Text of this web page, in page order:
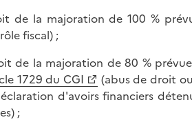
de la majoration de 100 %
fiscal) ;
de la majoration de 80 %
1729 du CGI
(abus de droit
d'avoirs financiers
;